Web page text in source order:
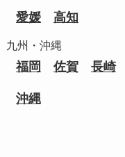
愛媛 高知
九州・沖縄
福岡 佐賀 長崎
沖縄